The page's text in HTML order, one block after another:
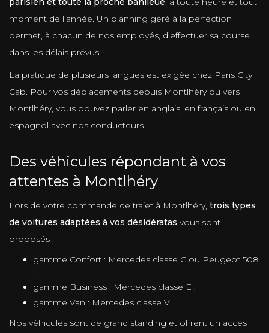
moment de l’année. Un planning géré à la perfection
permet, à chacun de nos employés, d’effectuer sa course
dans les délais prévus.
La pratique de plusieurs langues est exigée chez Paris City
Cab. Pour vos déplacements depuis Montlhéry ou vers
Montlhéry, vous pouvez parler en anglais, en français ou en
espagnol avec nos conducteurs.
Des véhicules répondant à vos
attentes à Montlhéry
Lors de votre commande de trajet à Montlhéry, trois types
de voitures adaptées à vos désidératas vous sont
proposés :
gamme Confort : Mercedes classe C ou Peugeot 508
;
gamme Business : Mercedes classe E ;
gamme Van : Mercedes classe V.
Nos véhicules sont de grand standing et offrent un accès